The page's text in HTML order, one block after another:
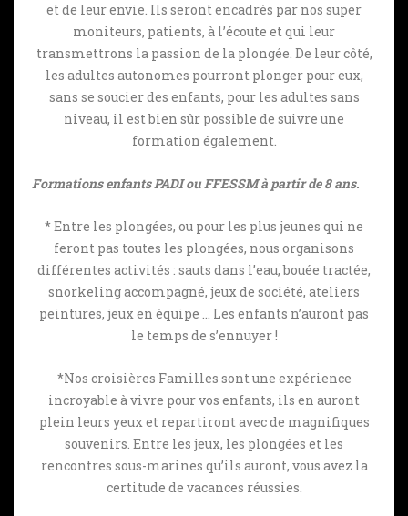
et de leur envie. Ils seront encadrés par nos super
moniteurs, patients, à l’écoute et qui leur
transmettrons la passion de la plongée. De leur côté,
les adultes autonomes pourront plonger pour eux,
sans se soucier des enfants, pour les adultes sans
niveau, il est bien sûr possible de suivre une
formation également.
Formations enfants PADI ou FFESSM à partir de 8 ans.
* Entre les plongées, ou pour les plus jeunes qui ne
feront pas toutes les plongées, nous organisons
différentes activités : sauts dans l’eau, bouée tractée,
snorkeling accompagné, jeux de société, ateliers
peintures, jeux en équipe … Les enfants n’auront pas
le temps de s’ennuyer !
*Nos croisières Familles sont une expérience
incroyable à vivre pour vos enfants, ils en auront
plein leurs yeux et repartiront avec de magnifiques
souvenirs. Entre les jeux, les plongées et les
rencontres sous-marines qu’ils auront, vous avez la
certitude de vacances réussies.